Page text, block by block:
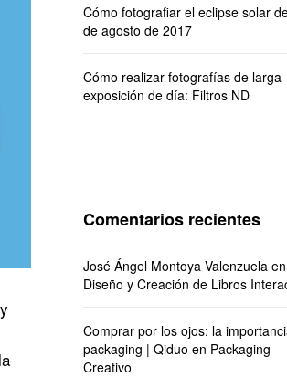
Cómo fotografiar el eclipse solar
de agosto de 2017
Cómo realizar fotografías de larga
exposición de día: Filtros ND
Comentarios recientes
José Ángel Montoya Valenzuelaen
Diseño y Creación de Libros
Comprar por los ojos: la
packaging | Qiduo en Packaging
Creativo